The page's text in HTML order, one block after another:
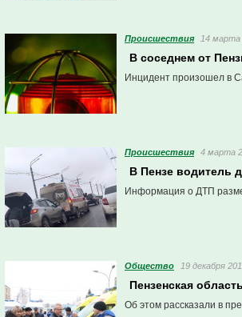
Проиcшествия 14 марта
В соседнем от
Инцидент произошел в
Проиcшествия 4 марта
В Пензе водитель
Информация о ДТП
Общество 19 декабря
Пензенская
Об этом рассказали в